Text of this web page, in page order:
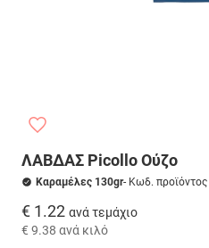
ΛΑΒΔΑΣ Picollo Ούζο
Καραμέλες 130gr- Κωδ.
€ 1.22 ανά τεμάχιο
€ 9.38 ανά κιλό